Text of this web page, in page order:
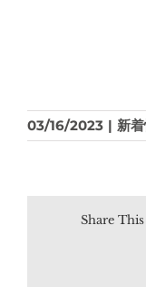
03/16/2023 | 新
Share